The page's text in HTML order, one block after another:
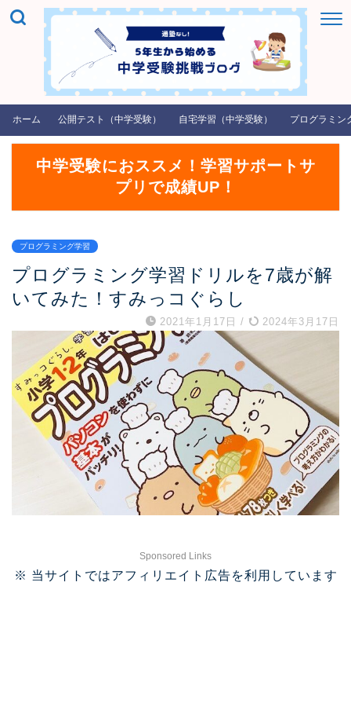
ホーム 公開テスト（中学受験） 自宅学習（中学受験） プログラミン
中学受験におススメ！学習サポートサ
プリで成績UP！
プログラミング学習
プログラミング学習ドリルを7歳が解
いてみた！すみっコぐらし
2021年1月17日 / 2024年3月17日
Sponsored Links
※ 当サイトではアフィリエイト広告を利用しています